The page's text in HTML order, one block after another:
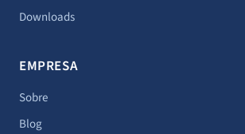
Downloads
EMPRESA
Sobre
Blog